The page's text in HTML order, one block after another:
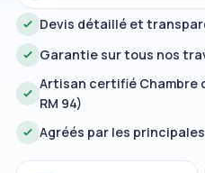
Devis détaillé et
Garantie sur tous nos
Artisan certifié Chambre
RM 94)
Agréés par les